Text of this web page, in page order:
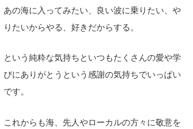
あの海に入ってみたい、良い波に乗りたい、や
りたいからやる、好きだからする。
という純粋な気持ちといつもたくさんの愛や学
びにありがとうという感謝の気持ちでいっぱい
です。
これからも海、先人やローカルの方々に敬意を